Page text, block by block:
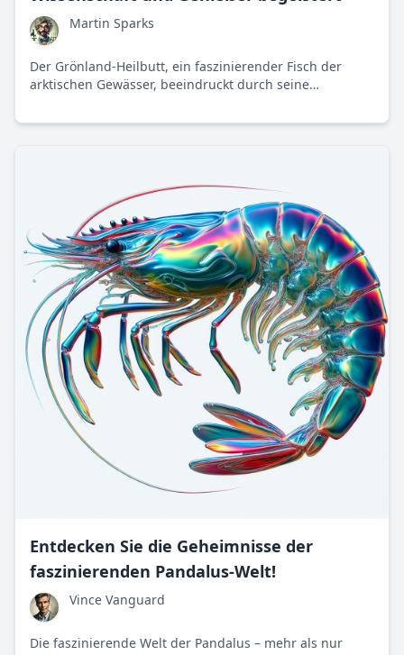
Martin Sparks
Der Grönland-Heilbutt, ein faszinierender Fisch der
arktischen Gewässer, beeindruckt durch seine
Doch wie wirkt sich der Klimawandel auf diese Art aus,
Entdecken Sie die Geheimnisse der
faszinierenden Pandalus-Welt!
Vince Vanguard
Die faszinierende Welt der Pandalus – mehr als nur